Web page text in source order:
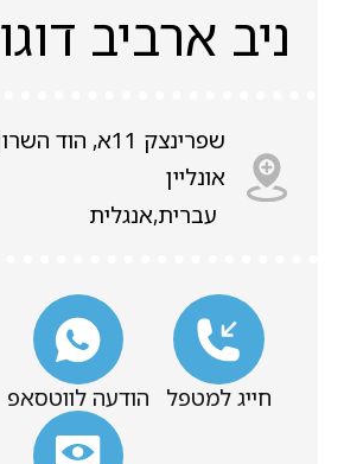
ניב ארביב דוגו
שפרינצק 11א, הוד השרון
אונליין
עברית,אנגלית
חייג למטפל הודעה לווטסאפ